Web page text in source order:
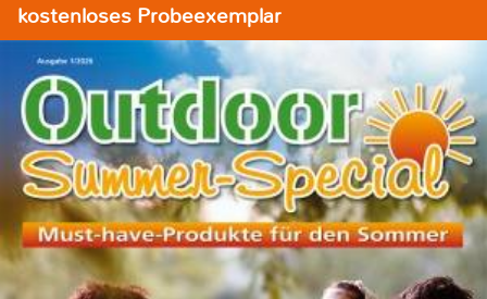
kostenloses Probeexemplar